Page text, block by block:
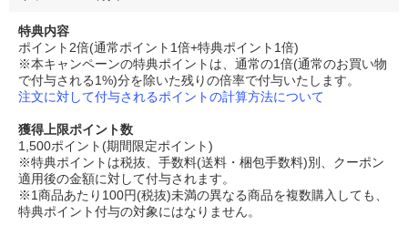
特典内容
ポイント2倍(通常ポイント1倍+特典ポイント1倍)
※本キャンペーンの特典ポイントは、通常の1倍(通常のお買い物
で付与される1%)分を除いた残りの倍率で付与いたします。
注文に対して付与されるポイントの計算方法について
獲得上限ポイント数
1,500ポイント(期間限定ポイント)
※特典ポイントは税抜、手数料(送料・梱包手数料)別、クーポン
適用後の金額に対して付与されます。
※1商品あたり100円(税抜)未満の異なる商品を複数購入しても、
特典ポイント付与の対象にはなりません。